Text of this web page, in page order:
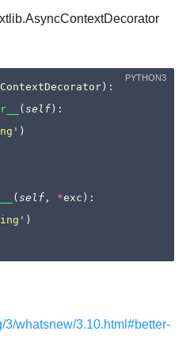
):
( self ):
)
( self , *exc ):
)
3/whatsnew/3.10.html#better-